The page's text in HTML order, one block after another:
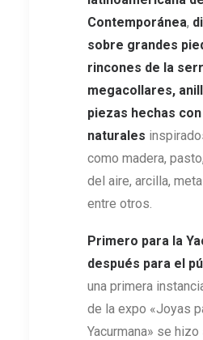
Contemporánea,
sobre grandes
rincones de la
megacollares,
piezas hechas
naturales
como madera,
del aire, arcilla,
entre otros.
Primero para la
después para el
una primera
de la expo «Joyas
Yacurmana» se hizo